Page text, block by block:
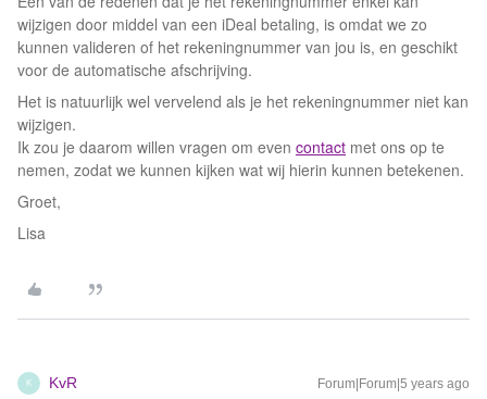
wijzigen door middel van een iDeal betaling, is omdat we zo
kunnen valideren of het rekeningnummer van jou is, en geschikt
voor de automatische afschrijving.
Het is natuurlijk wel vervelend als je het rekeningnummer niet kan
wijzigen.
Ik zou je daarom willen vragen om even contact met ons op te
nemen, zodat we kunnen kijken wat wij hierin kunnen betekenen.
Groet,
Lisa
K KvR Forum|Forum|5 years ago